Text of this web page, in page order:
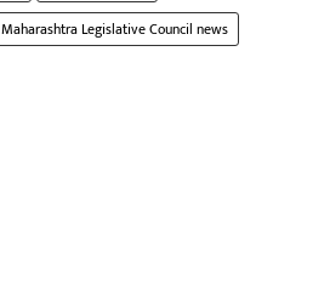
Maharashtra Legislative Council news